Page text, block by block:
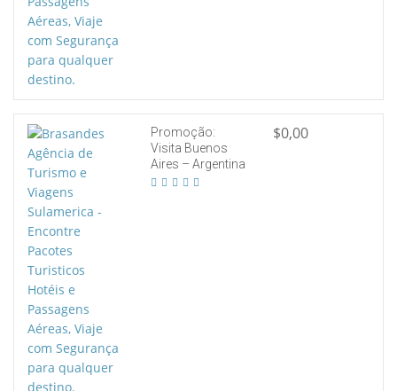
Promoção:
Visita Buenos
Aires – Argentina
$0,00